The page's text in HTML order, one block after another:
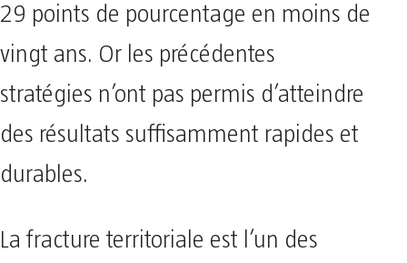
29 points de pourcentage en moins de
vingt ans. Or les précédentes
stratégies n’ont pas permis d’atteindre
des résultats suffisamment rapides et
durables.
La fracture territoriale est l’un des